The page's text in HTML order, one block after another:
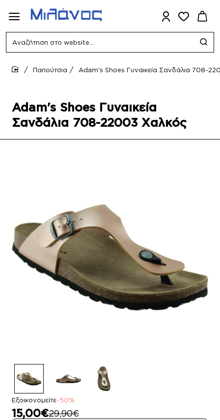
Αναζήτηση
website...
Adam's Shoes Γυναικεία
Σανδάλια 708-22003 Χαλκός
Παπούτσια Adam's Shoes Γυναικεία Σανδάλια 708-
Εξοικονομείτε-50%
15,00€29,90€